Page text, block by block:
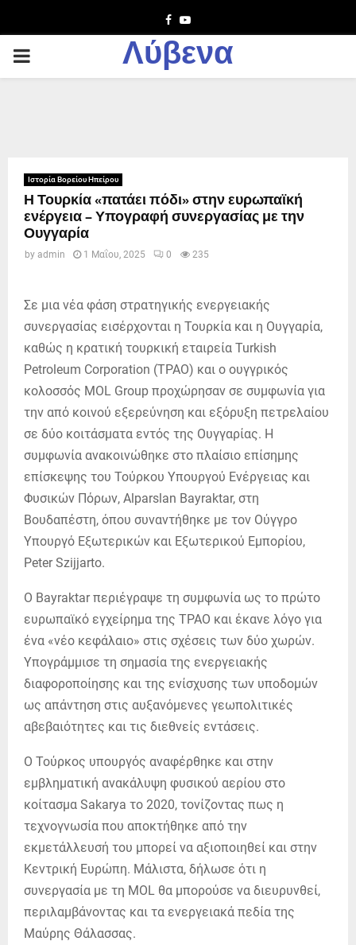
Facebook
Youtube
PRIMARY
Λύβενα
Ιστορία Βορείου Ηπείρου
Η Τουρκία «πατάει πόδι» στην ευρωπαϊκή
ενέργεια – Υπογραφή συνεργασίας με την
Ουγγαρία
by admin 1 Μαΐου, 2025 0 235
Σε μια νέα φάση στρατηγικής ενεργειακής
συνεργασίας εισέρχονται η Τουρκία και η Ουγγαρία,
καθώς η κρατική τουρκική εταιρεία Turkish
Petroleum Corporation (TPAO) και ο ουγγρικός
κολοσσός MOL Group προχώρησαν σε συμφωνία για
την από κοινού εξερεύνηση και εξόρυξη πετρελαίου
σε δύο κοιτάσματα εντός της Ουγγαρίας. Η
συμφωνία ανακοινώθηκε στο πλαίσιο επίσημης
επίσκεψης του Τούρκου Υπουργού Ενέργειας και
Φυσικών Πόρων, Alparslan Bayraktar, στη
Βουδαπέστη, όπου συναντήθηκε με τον Ούγγρο
Υπουργό Εξωτερικών και Εξωτερικού Εμπορίου,
Peter Szijjarto.
Ο Bayraktar περιέγραψε τη συμφωνία ως το πρώτο
ευρωπαϊκό εγχείρημα της TPAO και έκανε λόγο για
ένα «νέο κεφάλαιο» στις σχέσεις των δύο χωρών.
Υπογράμμισε τη σημασία της ενεργειακής
διαφοροποίησης και της ενίσχυσης των υποδομών
ως απάντηση στις αυξανόμενες γεωπολιτικές
αβεβαιότητες και τις διεθνείς εντάσεις.
Ο Τούρκος υπουργός αναφέρθηκε και στην
εμβληματική ανακάλυψη φυσικού αερίου στο
κοίτασμα Sakarya το 2020, τονίζοντας πως η
τεχνογνωσία που αποκτήθηκε από την
εκμετάλλευσή του μπορεί να αξιοποιηθεί και στην
Κεντρική Ευρώπη. Μάλιστα, δήλωσε ότι η
συνεργασία με τη MOL θα μπορούσε να διευρυνθεί,
περιλαμβάνοντας και τα ενεργειακά πεδία της
Μαύρης Θάλασσας.